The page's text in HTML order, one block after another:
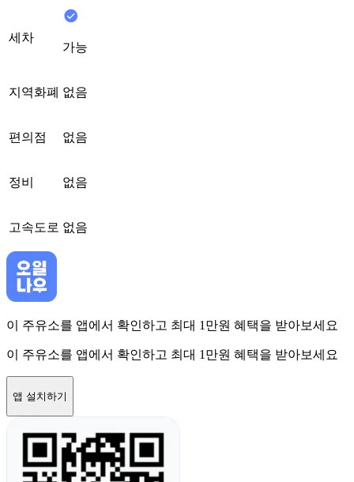
세차
가능
지역화폐 없음
편의점 없음
정비 없음
고속도로 없음
이 주유소를 앱에서 확인하고 최대 1만원 혜택을 받아보세요
이 주유소를 앱에서 확인하고 최대 1만원 혜택을 받아보세요
앱 설치하기